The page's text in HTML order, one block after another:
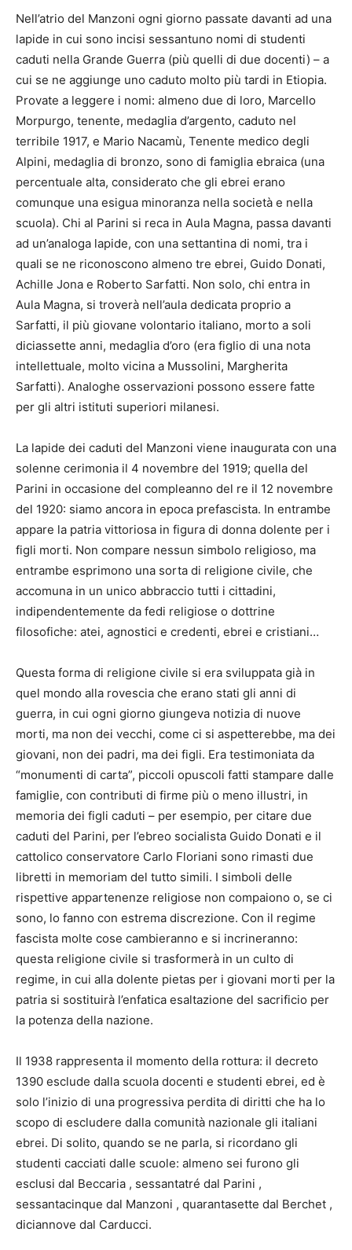
Nell’atrio del Manzoni ogni giorno passate davanti ad una
lapide in cui sono incisi sessantuno nomi di studenti
caduti nella Grande Guerra (più quelli di due docenti) – a
cui se ne aggiunge uno caduto molto più tardi in Etiopia.
Provate a leggere i nomi: almeno due di loro, Marcello
Morpurgo, tenente, medaglia d’argento, caduto nel
terribile 1917, e Mario Nacamù, Tenente medico degli
Alpini, medaglia di bronzo, sono di famiglia ebraica (una
percentuale alta, considerato che gli ebrei erano
comunque una esigua minoranza nella società e nella
scuola). Chi al Parini si reca in Aula Magna, passa davanti
ad un’analoga lapide, con una settantina di nomi, tra i
quali se ne riconoscono almeno tre ebrei, Guido Donati,
Achille Jona e Roberto Sarfatti. Non solo, chi entra in
Aula Magna, si troverà nell’aula dedicata proprio a
Sarfatti, il più giovane volontario italiano, morto a soli
diciassette anni, medaglia d’oro (era figlio di una nota
intellettuale, molto vicina a Mussolini, Margherita
Sarfatti). Analoghe osservazioni possono essere fatte
per gli altri istituti superiori milanesi.
La lapide dei caduti del Manzoni viene inaugurata con una
solenne cerimonia il 4 novembre del 1919; quella del
Parini in occasione del compleanno del re il 12 novembre
del 1920: siamo ancora in epoca prefascista. In entrambe
appare la patria vittoriosa in figura di donna dolente per i
figli morti. Non compare nessun simbolo religioso, ma
entrambe esprimono una sorta di religione civile, che
accomuna in un unico abbraccio tutti i cittadini,
indipendentemente da fedi religiose o dottrine
filosofiche: atei, agnostici e credenti, ebrei e cristiani…
Questa forma di religione civile si era sviluppata già in
quel mondo alla rovescia che erano stati gli anni di
guerra, in cui ogni giorno giungeva notizia di nuove
morti, ma non dei vecchi, come ci si aspetterebbe, ma dei
giovani, non dei padri, ma dei figli. Era testimoniata da
“monumenti di carta”, piccoli opuscoli fatti stampare dalle
famiglie, con contributi di firme più o meno illustri, in
memoria dei figli caduti – per esempio, per citare due
caduti del Parini, per l’ebreo socialista Guido Donati e il
cattolico conservatore Carlo Floriani sono rimasti due
libretti in memoriam del tutto simili. I simboli delle
rispettive appartenenze religiose non compaiono o, se ci
sono, lo fanno con estrema discrezione. Con il regime
fascista molte cose cambieranno e si incrineranno:
questa religione civile si trasformerà in un culto di
regime, in cui alla dolente pietas per i giovani morti per la
patria si sostituirà l’enfatica esaltazione del sacrificio per
la potenza della nazione.
Il 1938 rappresenta il momento della rottura: il decreto
1390 esclude dalla scuola docenti e studenti ebrei, ed è
solo l’inizio di una progressiva perdita di diritti che ha lo
scopo di escludere dalla comunità nazionale gli italiani
ebrei. Di solito, quando se ne parla, si ricordano gli
studenti cacciati dalle scuole: almeno sei furono gli
esclusi dal Beccaria , sessantatré dal Parini ,
sessantacinque dal Manzoni , quarantasette dal Berchet ,
diciannove dal Carducci.